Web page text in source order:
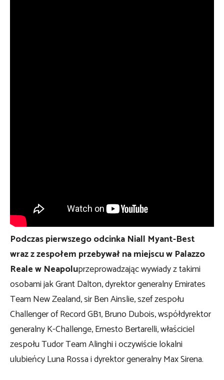
Podczas pierwszego odcinka Niall Myant-Best
wraz z zespołem przebywał na miejscu w Palazzo
Reale w Neapoluprzeprowadzając wywiady z takimi
osobami jak Grant Dalton, dyrektor generalny Emirates
Team New Zealand, sir Ben Ainslie, szef zespołu
Challenger of Record GB1, Bruno Dubois, współdyrektor
generalny K-Challenge, Ernesto Bertarelli, właściciel
zespołu Tudor Team Alinghi i oczywiście lokalni
ulubieńcy Luna Rossa i dyrektor generalny Max Sirena.